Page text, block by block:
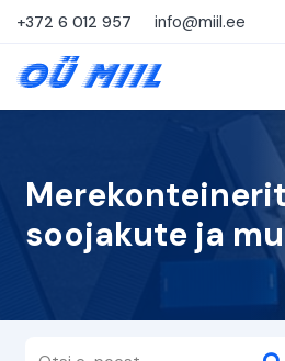
+372 6 012 957 info@miil.ee
soojakute ja